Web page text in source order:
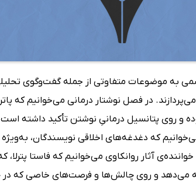
سمی به موضوعات متفاوتی از جمله گفت‌وگوی
می‌پردازند. در فصل نوشتار درمانی می‌خوانیم که
و روی پتانسیل درمانیِ نوشتن تأکید داشته
که دغدغه‌های اخلاقی نویسندگان، به‌ویژه
آثار روانکاوی می‌خوانیم که فاستا
می‌دهد و روی چالش‌ها و فرصت‌های خاصی که